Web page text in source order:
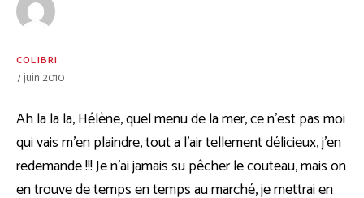
COLIBRI
7 juin 2010
Ah la la la, Hélène, quel menu de la mer, ce n’est pas moi
qui vais m’en plaindre, tout a l’air tellement délicieux, j’en
redemande !!! Je n’ai jamais su pêcher le couteau, mais on
en trouve de temps en temps au marché, je mettrai en